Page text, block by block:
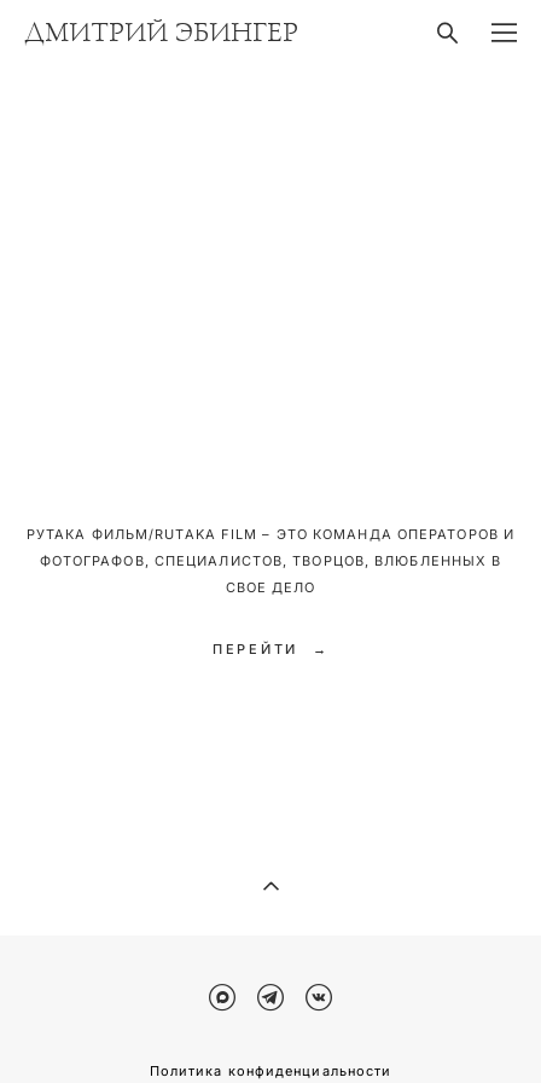
ДМИТРИЙ ЭБИНГЕР
РУТАКА ФИЛЬМ/RUTAKA FILM – ЭТО КОМАНДА ОПЕРАТОРОВ И
ФОТОГРАФОВ, СПЕЦИАЛИСТОВ, ТВОРЦОВ, ВЛЮБЛЕННЫХ В
СВОЕ ДЕЛО
ПЕРЕЙТИ →
Политика конфиденциальности